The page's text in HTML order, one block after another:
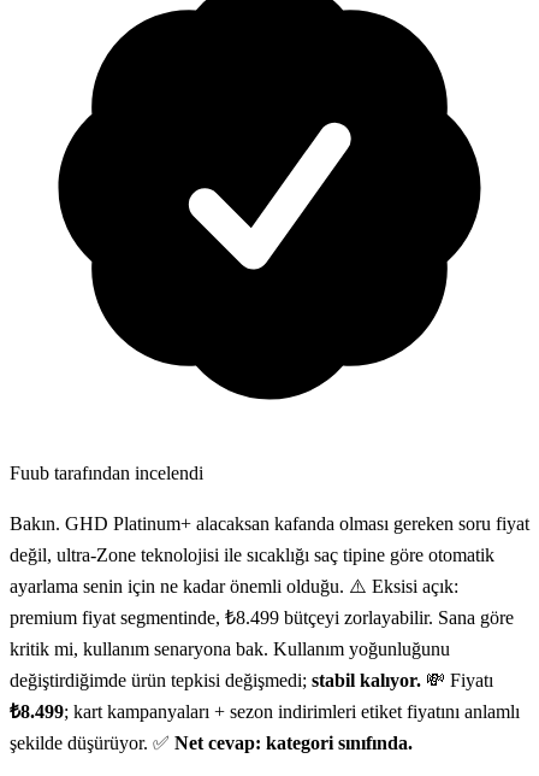
Fuub tarafından incelendi
Bakın. GHD Platinum+ alacaksan kafanda olması gereken soru fiyat
değil, ultra-Zone teknolojisi ile sıcaklığı saç tipine göre otomatik
ayarlama senin için ne kadar önemli olduğu. ⚠️ Eksisi açık:
premium fiyat segmentinde, ₺8.499 bütçeyi zorlayabilir. Sana göre
kritik mi, kullanım senaryona bak. Kullanım yoğunluğunu
değiştirdiğimde ürün tepkisi değişmedi; stabil kalıyor. 💸 Fiyatı
₺8.499; kart kampanyaları + sezon indirimleri etiket fiyatını anlamlı
şekilde düşürüyor. ✅ Net cevap: kategori sınıfında.